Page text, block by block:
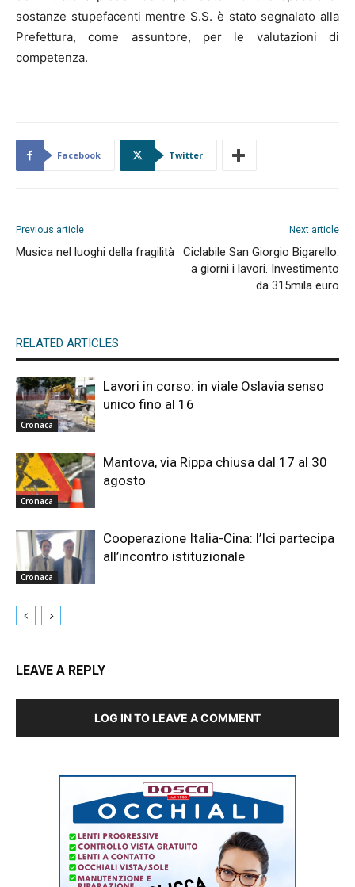
sostanze stupefacenti mentre S.S. è stato segnalato alla
Prefettura, come assuntore, per le valutazioni di
competenza.
Facebook Twitter
Previous article
Musica nel luoghi della fragilità
Next article
Ciclabile San Giorgio Bigarello:
a giorni i lavori. Investimento
da 315mila euro
RELATED ARTICLES
Cronaca
Lavori in corso: in viale Oslavia senso
unico fino al 16
Cronaca
Mantova, via Rippa chiusa dal 17 al 30
agosto
Cronaca
Cooperazione Italia-Cina: l’Ici partecipa
all’incontro istituzionale
LEAVE A REPLY
LOG IN TO LEAVE A COMMENT